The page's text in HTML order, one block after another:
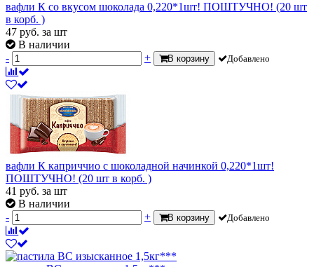
вафли К со вкусом шоколада 0,220*1шт! ПОШТУЧНО! (20 шт
в корб. )
47 руб. за шт
В наличии
-
+ В корзину Добавлено
вафли К каприччио с шоколадной начинкой 0,220*1шт!
ПОШТУЧНО! (20 шт в корб. )
41 руб. за шт
В наличии
-
+ В корзину Добавлено